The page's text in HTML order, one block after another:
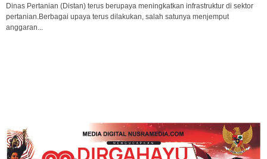
Dinas Pertanian (Distan) terus berupaya meningkatkan infrastruktur di sektor
pertanian.Berbagai upaya terus dilakukan, salah satunya menjemput
anggaran...